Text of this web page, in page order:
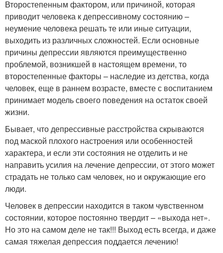
Второстепенным фактором, или причиной, которая
приводит человека к депрессивному состоянию –
неумение человека решать те или иные ситуации,
выходить из различных сложностей. Если основные
причины депрессии являются преимущественно
проблемой, возникшей в настоящем времени, то
второстепенные факторы – наследие из детства, когда
человек, еще в раннем возрасте, вместе с воспитанием
принимает модель своего поведения на остаток своей
жизни.
Бывает, что депрессивные расстройства скрываются
под маской плохого настроения или особенностей
характера, и если эти состояния не отделить и не
направить усилия на лечение депрессии, от этого может
страдать не только сам человек, но и окружающие его
люди.
Человек в депрессии находится в таком чувственном
состоянии, которое постоянно твердит – «выхода нет».
Но это на самом деле не так!!! Выход есть всегда, и даже
самая тяжелая депрессия поддается лечению!